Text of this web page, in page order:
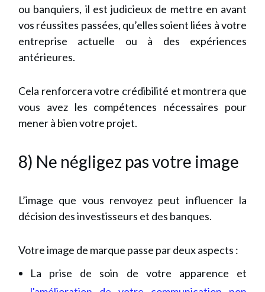
ou banquiers, il est judicieux de mettre en avant
vos réussites passées, qu’elles soient liées à votre
entreprise actuelle ou à des expériences
antérieures.
Cela renforcera votre crédibilité et montrera que
vous avez les compétences nécessaires pour
mener à bien votre projet.
8) Ne négligez pas votre image
L’image que vous renvoyez peut influencer la
décision des investisseurs et des banques.
Votre image de marque passe par deux aspects :
La prise de soin de votre apparence et